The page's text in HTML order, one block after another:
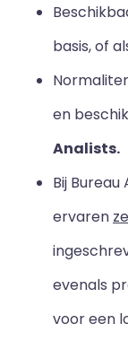
basis, of
en
Analists.
Bij
ervaren
evenals
voor een